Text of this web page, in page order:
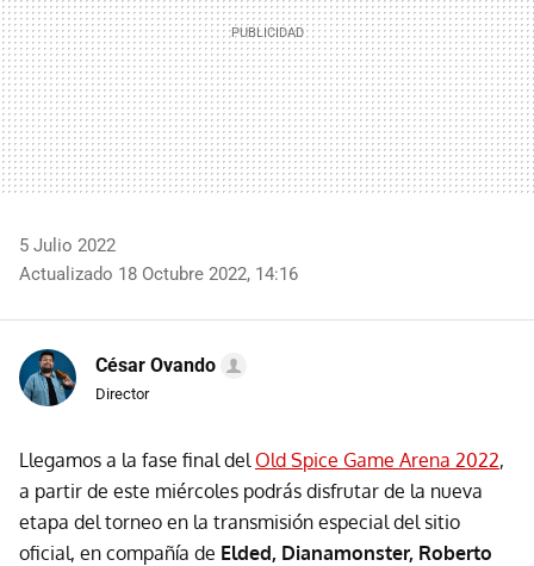
5 Julio 2022
Actualizado 18 Octubre 2022, 14:16
César Ovando
Director
Llegamos a la fase final del Old Spice Game Arena 2022,
a partir de este miércoles podrás disfrutar de la nueva
etapa del torneo en la transmisión especial del sitio
oficial, en compañía de Elded, Dianamonster, Roberto